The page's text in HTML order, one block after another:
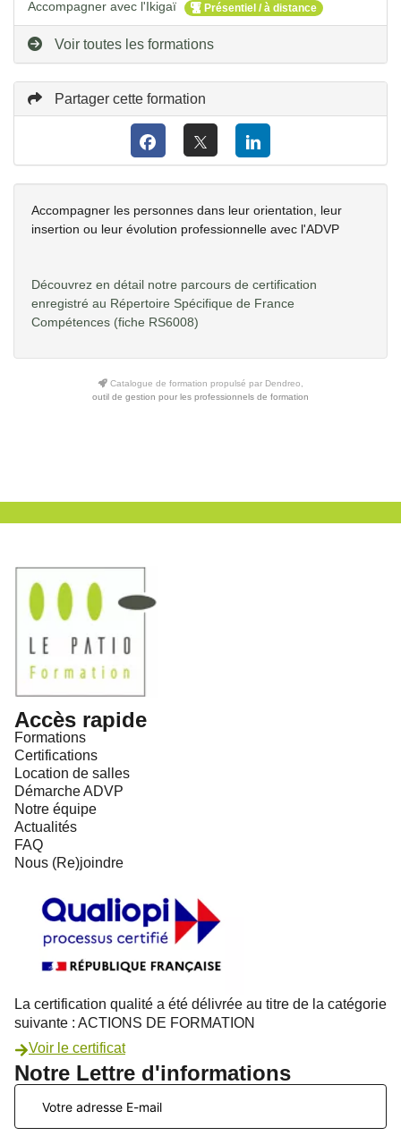
Accompagner avec l'Ikigaï Présentiel / à distance
Voir toutes les formations
Partager cette formation
Accompagner les personnes dans leur orientation, leur
insertion ou leur évolution professionnelle avec l'ADVP
Découvrez en détail notre parcours de certification
enregistré au Répertoire Spécifique de France
Compétences (fiche RS6008)
Catalogue de formation propulsé par Dendreo,
outil de gestion pour les professionnels de formation
Accès rapide
Formations
Certifications
Location de salles
Démarche ADVP
Notre équipe
Actualités
FAQ
Nous (Re)joindre
Notre Lettre d'informations
La certification qualité a été délivrée au titre de la catégorie
suivante : ACTIONS DE FORMATION
Voir le certificat